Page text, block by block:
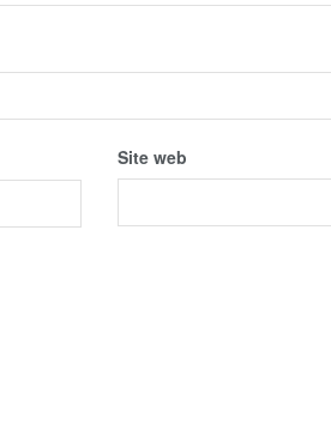
Site web